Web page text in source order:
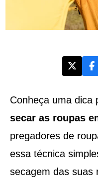
Conheça uma dica
secar as roupas
pregadores de
essa técnica
secagem das suas